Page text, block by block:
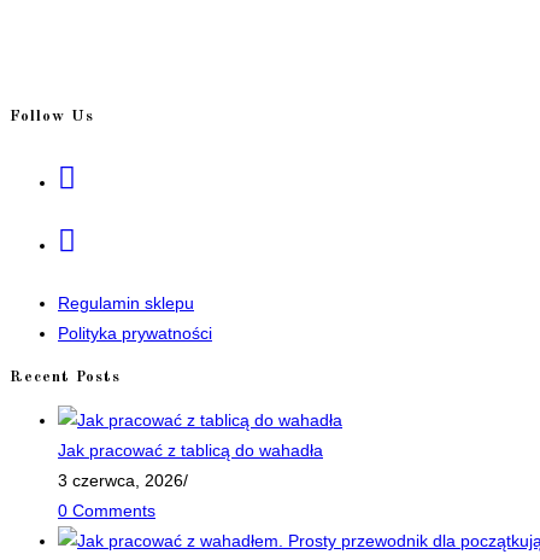
Follow Us
new
tab
Regulamin sklepu
Polityka prywatności
Recent Posts
Jak pracować z tablicą do wahadła
3 czerwca, 2026/
0 Comments